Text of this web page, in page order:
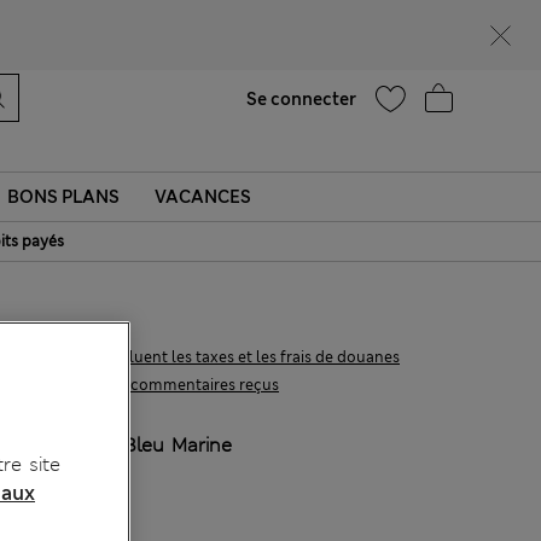
Se connecter
BONS PLANS VACANCES
payés
9 les commentaires reçus
€210,00
Tous les prix incluent les taxes et les frais de douanes
Bleu Marine
site